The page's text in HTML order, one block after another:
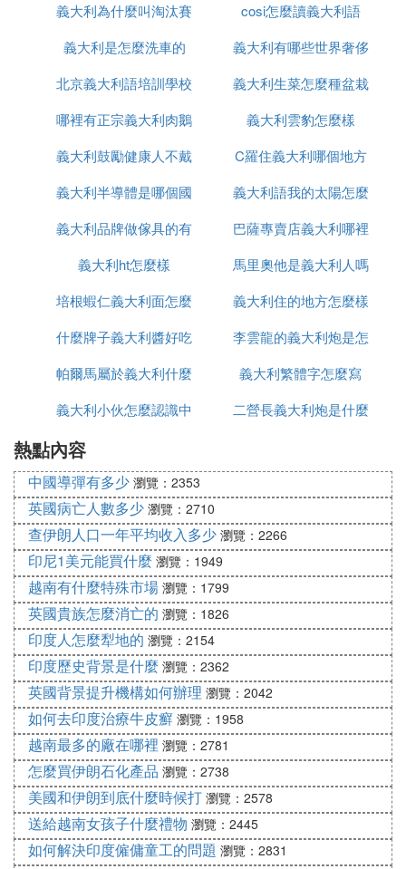
65平方千米，人口約494.6萬，下轄7個省；
7、弗留利-威尼斯朱利亞大區(Friuli-Venezia Giuli
a)：首府－的里雅斯特，面積：7845平方千米，人口
約123.5萬，下轄4個省；
博洛尼亞，面積：22451.29平方千米，人口約444.3
萬，下轄9個省；
積：22994平方千米，人口約373.5萬，下轄10個
10、翁布里亞大區(Umbria)：首府－佩魯賈，面積：
8456平方千米，人口約90.8萬，下轄2個省；
66平方千米，人口約156萬，下轄5個省；
12、拉齊奧大區(Lazio)：首府－羅馬，面積：17236
13、莫利塞大區(Molise)：首府－坎波巴索，面積：4
438平方千米，人口約32萬，下轄2個省；
14、阿布魯佐大區(Abruzzo)：首府－拉奎拉，面
積：10735平方千米，人口約134.3萬，下轄4個省；
15、坎帕尼亞大區(Campania)：首府－那不勒斯，
面積：13590平方千米，人口約583.5萬，下轄5個
省；
16、普利亞大區(Puglia)：首府－巴里，面積：1935
8平方千米，人口約409萬，下轄6個省；
17、巴西利卡塔大區(Basilicata)：首府－波坦察，面
積：9992平方千米，人口約56.7萬，下轄2個省；
18、卡拉布里亞大區(Calabria)：首府－卡坦扎羅，
面積：15078平方千米，人口約201萬，下轄5個省；
19、西西里大區(Sicilia)：首府－巴勒莫，面積：257
11平方千米，人口約504.88萬，下轄9個省；
20、撒丁大區(Sardegna)：首府－卡利亞里，面積：
24090平方千米，人口約167.54萬，下轄8個省。
❸ 義大利有多少個城市
20個。義大利里城市分別有佛羅倫薩、米蘭、羅馬、
威尼斯、那不勒斯、都靈、博洛尼亞、熱那亞、卡塔
尼亞、巴勒莫、巴里、西西里島、布雷西亞、維羅
麼說
義大利為什麼叫淘汰賽
之王
cosi怎麼讀義大利語
義大利是怎麼洗車的
義大利有哪些世界奢侈
品牌
北京義大利語培訓學校
有哪些
義大利生菜怎麼種盆栽
哪裡有正宗義大利肉鵝
苗出售嗎
義大利雲豹怎麼樣
義大利鼓勵健康人不戴
口罩這什麼操作
C羅住義大利哪個地方
義大利半導體是哪個國
家的
義大利語我的太陽怎麼
寫
義大利品牌做傢具的有
哪些品牌
巴薩專賣店義大利哪裡
有
義大利ht怎麼樣
馬里奧他是義大利人嗎
法語怎麼說
培根蝦仁義大利面怎麼
做
義大利住的地方怎麼樣
什麼牌子義大利醬好吃
李雲龍的義大利炮是怎
麼發射
帕爾馬屬於義大利什麼
區
義大利繁體字怎麼寫
義大利小伙怎麼認識中
二營長義大利炮是什麼
熱點內容
中國導彈有多少 瀏覽：2353
英國病亡人數多少 瀏覽：2710
查伊朗人口一年平均收入多少 瀏覽：2266
印尼1美元能買什麼 瀏覽：1949
越南有什麼特殊市場 瀏覽：1799
英國貴族怎麼消亡的 瀏覽：1826
印度人怎麼犁地的 瀏覽：2154
印度歷史背景是什麼 瀏覽：2362
英國背景提升機構如何辦理 瀏覽：2042
如何去印度治療牛皮癬 瀏覽：1958
越南最多的廠在哪裡 瀏覽：2781
怎麼買伊朗石化產品 瀏覽：2738
美國和伊朗到底什麼時候打 瀏覽：2578
送給越南女孩子什麼禮物 瀏覽：2445
如何解決印度僱傭童工的問題 瀏覽：2831